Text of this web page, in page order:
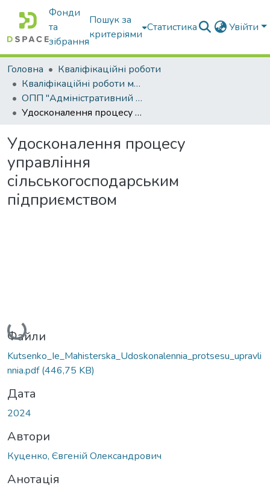
Фонди
та
зібрання
Пошук за
критеріями
Статистика Увійти
Головна
Кваліфікаційні роботи
Кваліфікаційні роботи магістрів
ОПП "Адміністративний менеджмент"
Удосконалення процесу управління сільськогосподарським підприємством
Удосконалення процесу
управління
сільськогосподарським
підприємством
Вантажиться...
Файли
Kutsenko_Ie_Mahisterska_Udoskonalennia_protsesu_upravli
nnia.pdf(446,75 KB)
Дата
2024
Автори
Куценко, Євгеній Олександрович
Анотація